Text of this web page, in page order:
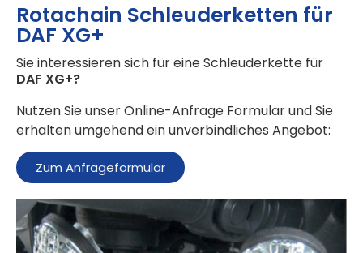
Rotachain Schleuderketten für
DAF XG+
Sie interessieren sich für eine Schleuderkette für
DAF XG+?
Nutzen Sie unser Online-Anfrage Formular und Sie
erhalten umgehend ein unverbindliches Angebot:
Zum Anfrageformular